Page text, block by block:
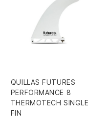
QUILLAS FUTURES
PERFORMANCE 8
THERMOTECH SINGLE
FIN